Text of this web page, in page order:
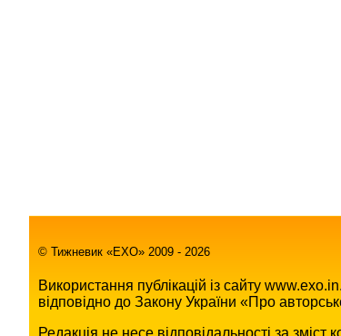
© Тижневик «EХO» 2009 - 2026
Використання публікацій із сайту
відповідно до Закону України «Про
Редакція не несе відповідальності за